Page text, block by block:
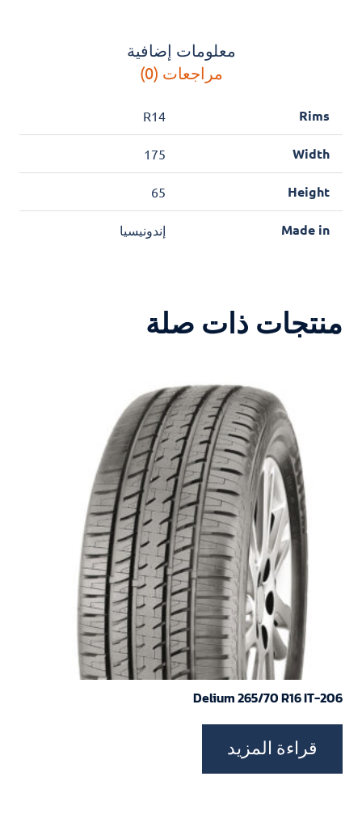
معلومات إضافية
مراجعات (0)
Rims
R14
Width
175
Height
65
Made in إندونيسيا
منتجات ذات صلة
Delium 265/70 R16 IT-206
قراءة المزيد